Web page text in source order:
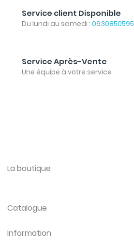
Service client Disponible
Du lundi au samedi : 0630850595
Service Après-Vente
Une équipe à votre service
La boutique
Catalogue
Information